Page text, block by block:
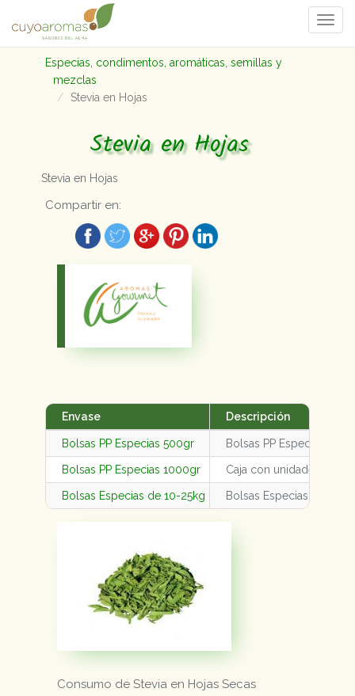
Especias, condimentos, aromáticas, semillas y
mezclas
Stevia en Hojas
Stevia en Hojas
Stevia en Hojas
Compartir en:
Envase Descripción
Bolsas PP Especias 500gr Bolsas PP Especias
Bolsas PP Especias 1000gr Caja con unidades
Bolsas Especias de 10-25kg Bolsas Especias de 10-
Consumo de Stevia en Hojas Secas